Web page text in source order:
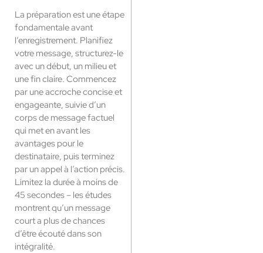
La préparation est une étape
fondamentale avant
l’enregistrement. Planifiez
votre message, structurez-le
avec un début, un milieu et
une fin claire. Commencez
par une accroche concise et
engageante, suivie d’un
corps de message factuel
qui met en avant les
avantages pour le
destinataire, puis terminez
par un appel à l’action précis.
Limitez la durée à moins de
45 secondes – les études
montrent qu’un message
court a plus de chances
d’être écouté dans son
intégralité.